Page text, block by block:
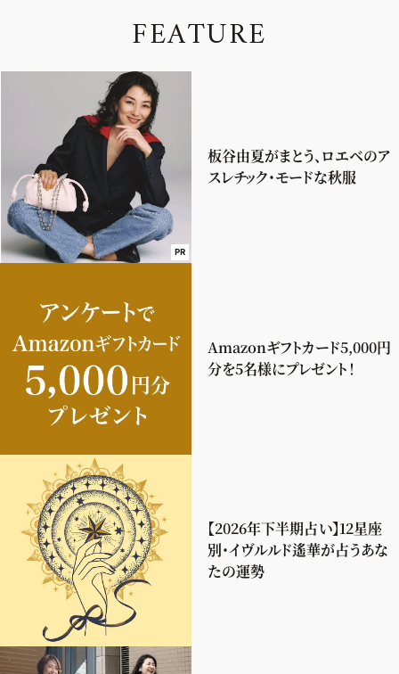
FEATURE
PR
板谷由夏がまとう、ロエベのア
スレチック・モードな秋服
Amazonギフトカード5,000円
分を5名様にプレゼント！
【2026年下半期占い】12星座
別・イヴルルド遙華が占うあな
たの運勢